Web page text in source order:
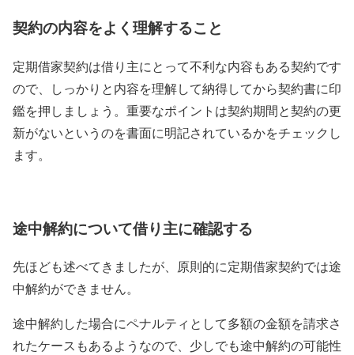
契約の内容をよく理解すること
定期借家契約は借り主にとって不利な内容もある契約です
ので、しっかりと内容を理解して納得してから契約書に印
鑑を押しましょう。重要なポイントは契約期間と契約の更
新がないというのを書面に明記されているかをチェックし
ます。
途中解約について借り主に確認する
先ほども述べてきましたが、原則的に定期借家契約では途
中解約ができません。
途中解約した場合にペナルティとして多額の金額を請求さ
れたケースもあるようなので、少しでも途中解約の可能性